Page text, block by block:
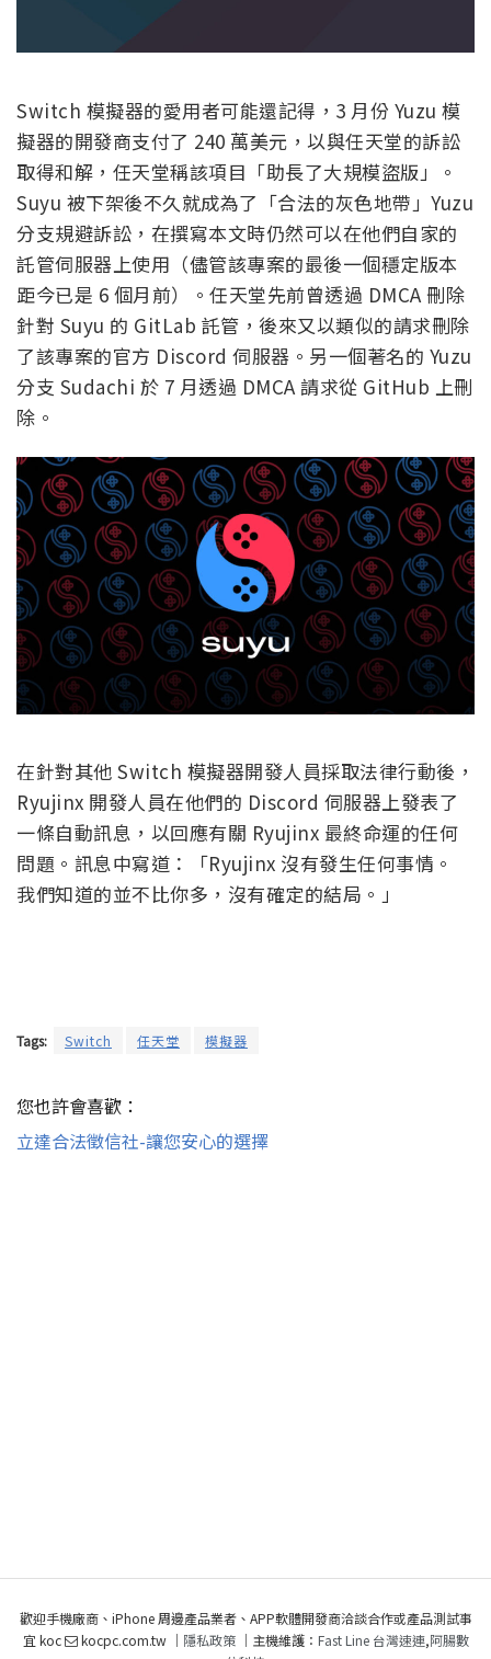
Switch 模擬器的愛用者可能還記得，3 月份 Yuzu 模
擬器的開發商支付了 240 萬美元，以與任天堂的訴訟
取得和解，任天堂稱該項目「助長了大規模盜版」。
Suyu 被下架後不久就成為了「合法的灰色地帶」Yuzu
分支規避訴訟，在撰寫本文時仍然可以在他們自家的
託管伺服器上使用（儘管該專案的最後一個穩定版本
距今已是 6 個月前）。任天堂先前曾透過 DMCA 刪除
針對 Suyu 的 GitLab 託管，後來又以類似的請求刪除
了該專案的官方 Discord 伺服器。另一個著名的 Yuzu
分支 Sudachi 於 7 月透過 DMCA 請求從 GitHub 上刪
除。
在針對其他 Switch 模擬器開發人員採取法律行動後，
Ryujinx 開發人員在他們的 Discord 伺服器上發表了
一條自動訊息，以回應有關 Ryujinx 最終命運的任何
問題。訊息中寫道：「Ryujinx 沒有發生任何事情。
我們知道的並不比你多，沒有確定的結局。」
Tags: Switch 任天堂 模擬器
您也許會喜歡：
立達合法徵信社-讓您安心的選擇
歡迎手機廠商、iPhone 周邊產品業者、APP軟體開發商洽談合作或產品測試事
宜 koc
kocpc.com.tw ｜ 隱私政策｜主機維護： Fast Line 台灣速連,阿腸數